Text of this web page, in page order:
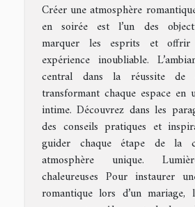
Créer une atmosphère
en soirée est l’un des
marquer les esprits et
expérience inoubliable.
central dans la réussite de
transformant chaque espace
intime. Découvrez dans les
des conseils pratiques et
guider chaque étape de la
atmosphère unique.
chaleureuses Pour instaurer
romantique lors d’un mariage,